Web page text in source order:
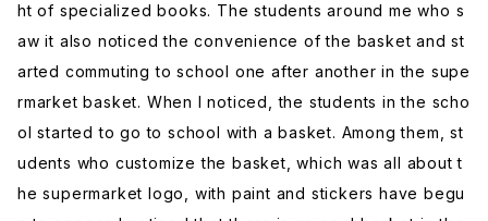
ht of specialized books. The students around me who s
aw it also noticed the convenience of the basket and st
arted commuting to school one after another in the supe
rmarket basket. When I noticed, the students in the scho
ol started to go to school with a basket. Among them, st
udents who customize the basket, which was all about t
he supermarket logo, with paint and stickers have begu